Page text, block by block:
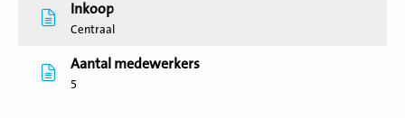
Inkoop
Centraal
Aantal medewerkers
5